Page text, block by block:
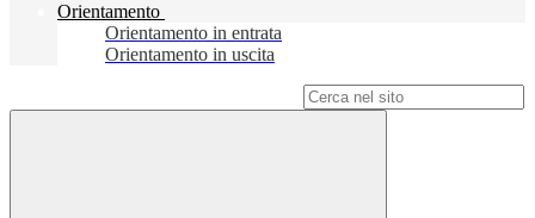
Orientamento
Orientamento in entrata
Orientamento in uscita